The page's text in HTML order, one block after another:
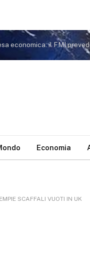
Economia
SCAFFALI VUOTI IN UK